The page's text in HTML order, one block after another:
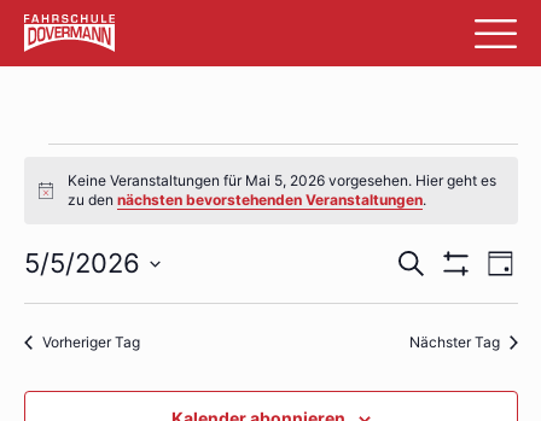
Veranstaltungen
für
Mai
5,
2026
Hinweis
Keine Veranstaltungen für Mai 5, 2026 vorgesehen. Hier geht es
zu den nächsten bevorstehenden Veranstaltungen.
Suche
und
Suche
Anzeigen
Tag
5/5/2026
Vorheriger Tag Nächster Tag